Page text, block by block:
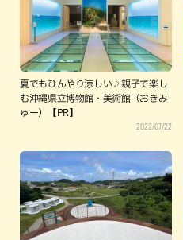
夏でもひんやり涼しい♪親子で楽し
む沖縄県立博物館・美術館（おきみ
ゅー）【PR】
2022/07/22